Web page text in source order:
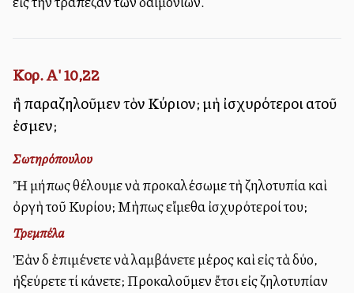
Κορ. Α' 10,22
ἢ παραζηλοῦμεν τὸν Κύριον; μὴ ἰσχυρότεροι αὐτοῦ
ἐσμεν;
Σωτηρόπουλου
Ἢ μήπως θέλουμε νὰ προκαλέσωμε τὴ ζηλοτυπία καὶ
ὀργὴ τοῦ Κυρίου; Μὴπως εἴμεθα ἰσχυρότεροί του;
Τρεμπέλα
Ἐὰν δὲ ἐπιμένετε νὰ λαμβάνετε μέρος καὶ εἰς τὰ δύο,
ἠξεύρετε τί κάνετε; Προκαλοῦμεν ἔτσι εἰς ζηλοτυπίαν